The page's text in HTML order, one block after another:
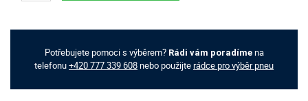
Potřebujete pomoci s výběrem? Rádi vám poradímena
telefonu+420 777 339 608nebo použijterádce pro výběr pneu